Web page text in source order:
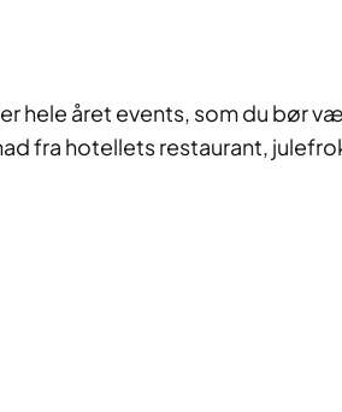
hele året events, som du bør
fra hotellets restaurant,